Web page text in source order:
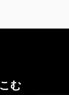
む